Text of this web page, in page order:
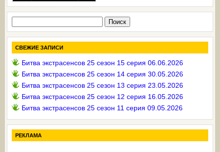
СВЕЖИЕ ЗАПИСИ
Битва экстрасенсов 25 сезон 15 серия 06.06.2026
Битва экстрасенсов 25 сезон 14 серия 30.05.2026
Битва экстрасенсов 25 сезон 13 серия 23.05.2026
Битва экстрасенсов 25 сезон 12 серия 16.05.2026
Битва экстрасенсов 25 сезон 11 серия 09.05.2026
РЕКЛАМА